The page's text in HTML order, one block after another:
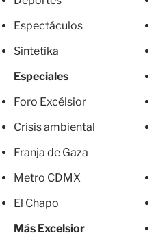
Espectáculos
Sintetika
Especiales
Foro Excélsior
Crisis ambiental
Franja de Gaza
Metro CDMX
El Chapo
Más Excelsior